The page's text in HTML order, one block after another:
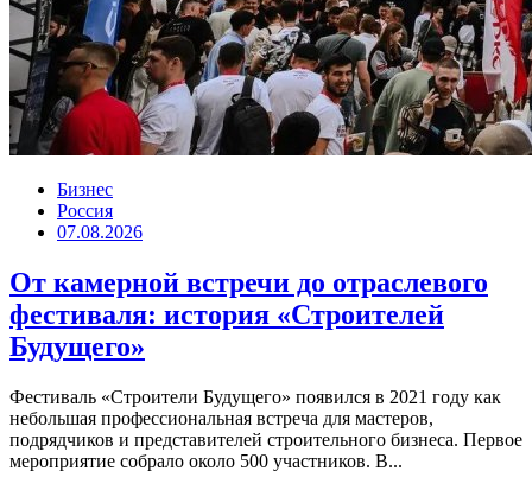
Бизнес
Россия
07.08.2026
От камерной встречи до отраслевого
фестиваля: история «Строителей
Будущего»
Фестиваль «Строители Будущего» появился в 2021 году как
небольшая профессиональная встреча для мастеров,
подрядчиков и представителей строительного бизнеса. Первое
мероприятие собрало около 500 участников. В...